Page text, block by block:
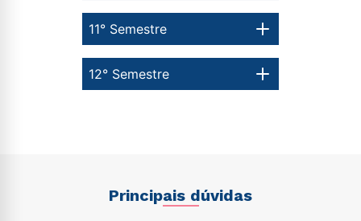
12° Semestre
11° Semestre
Principais dúvidas